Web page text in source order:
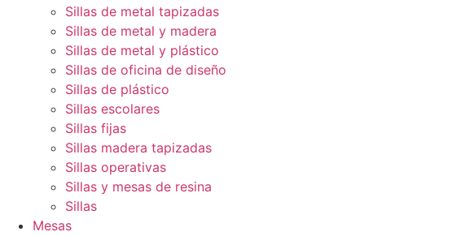
Sillas de metal tapizadas
Sillas de metal y madera
Sillas de metal y plástico
Sillas de oficina de diseño
Sillas de plástico
Sillas escolares
Sillas fijas
Sillas madera tapizadas
Sillas operativas
Sillas y mesas de resina
Sillas
Mesas